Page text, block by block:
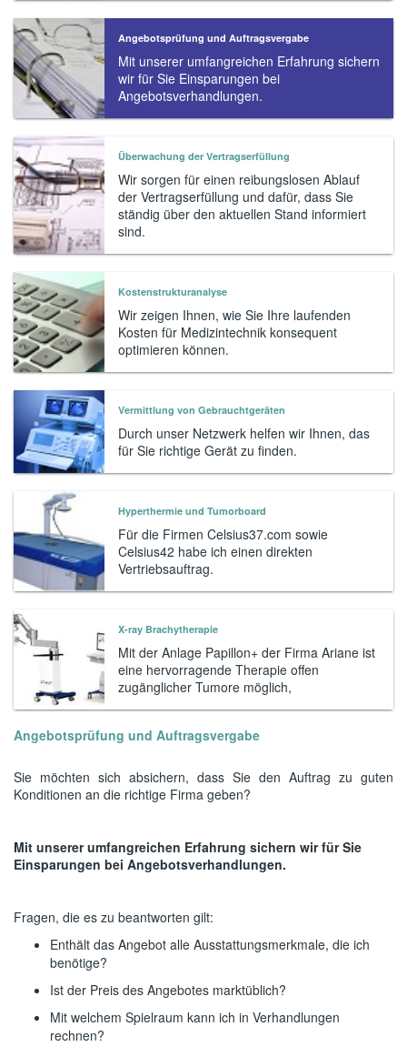
Angebotsprüfung und Auftragsvergabe
Mit unserer umfangreichen Erfahrung sichern
wir für Sie Einsparungen bei
Angebotsverhandlungen.
Überwachung der Vertragserfüllung
Wir sorgen für einen reibungslosen Ablauf
der Vertragserfüllung und dafür, dass Sie
ständig über den aktuellen Stand informiert
sind.
Kostenstrukturanalyse
Wir zeigen Ihnen, wie Sie Ihre laufenden
Kosten für Medizintechnik konsequent
optimieren können.
Vermittlung von Gebrauchtgeräten
Durch unser Netzwerk helfen wir Ihnen, das
für Sie richtige Gerät zu finden.
Hyperthermie und Tumorboard
Für die Firmen Celsius37.com sowie
Celsius42 habe ich einen direkten
Vertriebsauftrag.
X-ray Brachytherapie
Mit der Anlage Papillon+ der Firma Ariane ist
eine hervorragende Therapie offen
zugänglicher Tumore möglich,
Angebotsprüfung und Auftragsvergabe
Sie möchten sich absichern, dass Sie den Auftrag zu guten
Konditionen an die richtige Firma geben?
Mit unserer umfangreichen Erfahrung sichern wir für Sie
Einsparungen bei Angebotsverhandlungen.
Fragen, die es zu beantworten gilt:
Enthält das Angebot alle Ausstattungsmerkmale, die ich
benötige?
Ist der Preis des Angebotes marktüblich?
Mit welchem Spielraum kann ich in Verhandlungen
rechnen?